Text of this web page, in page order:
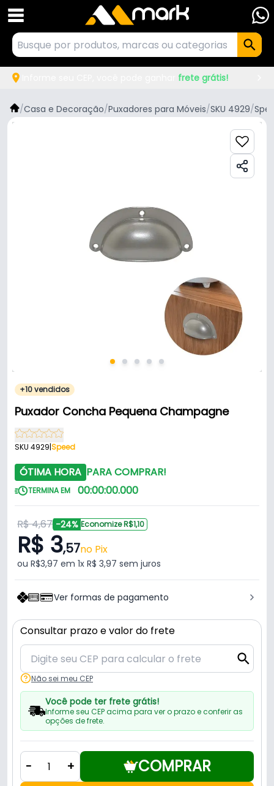
frete grátis!
/Casa e Decoração/Puxadores para Móveis/SKU 4929/
+10 vendidos
Puxador Concha Pequena Champagne
SKU 4929|Speed
ÓTIMA HORA PARA COMPRAR!
TERMINA EM 00:00:00.000
R$ 4,67 -24% Economize R$1,10
R$ 3,57no Pix
ou R$3,97 em 1x R$ 3,97 sem juros
Ver formas de pagamento
Consultar prazo e valor do frete
Não sei meu CEP
Você pode ter frete grátis!
Informe seu CEP acima para ver o prazo e conferir as
opções de frete.
- + COMPRAR